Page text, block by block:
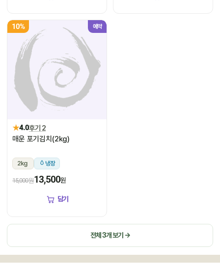
10% 예약
★4.0후기 2
매운 포기김치(2kg)
2kg 냉장
15,000원13,500원
담기
전체 3개 보기 →